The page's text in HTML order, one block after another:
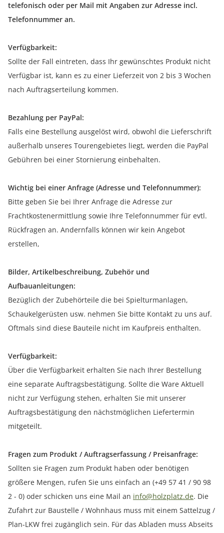
telefonisch oder per Mail mit Angaben zur Adresse incl.
Telefonnummer an.
Verfügbarkeit:
Sollte der Fall eintreten, dass Ihr gewünschtes Produkt nicht
Verfügbar ist, kann es zu einer Lieferzeit von 2 bis 3 Wochen
nach Auftragserteilung kommen.
Bezahlung per PayPal:
Falls eine Bestellung ausgelöst wird, obwohl die Lieferschrift
außerhalb unseres Tourengebietes liegt, werden die PayPal
Gebühren bei einer Stornierung einbehalten.
Wichtig bei einer Anfrage (Adresse und Telefonnummer):
Bitte geben Sie bei Ihrer Anfrage die Adresse zur
Frachtkostenermittlung sowie Ihre Telefonnummer für evtl.
Rückfragen an. Andernfalls können wir kein Angebot
erstellen,
Bilder, Artikelbeschreibung, Zubehör und
Aufbauanleitungen:
Bezüglich der Zubehörteile die bei Spielturmanlagen,
Schaukelgerüsten usw. nehmen Sie bitte Kontakt zu uns auf.
Oftmals sind diese Bauteile nicht im Kaufpreis enthalten.
Verfügbarkeit:
Über die Verfügbarkeit erhalten Sie nach Ihrer Bestellung
eine separate Auftragsbestätigung. Sollte die Ware Aktuell
nicht zur Verfügung stehen, erhalten Sie mit unserer
Auftragsbestätigung den nächstmöglichen Liefertermin
mitgeteilt.
Fragen zum Produkt / Auftragserfassung / Preisanfrage:
Sollten sie Fragen zum Produkt haben oder benötigen
größere Mengen, rufen Sie uns einfach an (+49 57 41 / 90 98
2 - 0) oder schicken uns eine Mail an info@holzplatz.de. Die
Zufahrt zur Baustelle / Wohnhaus muss mit einem Sattelzug /
Plan-LKW frei zugänglich sein. Für das Abladen muss Abseits